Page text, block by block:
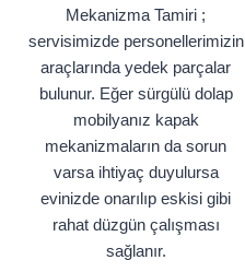
Mekanizma Tamiri ;
servisimizde personellerimizin
araçlarında yedek parçalar
bulunur. Eğer sürgülü dolap
mobilyanız kapak
mekanizmaların da sorun
varsa ihtiyaç duyulursa
evinizde onarılıp eskisi gibi
rahat düzgün çalışması
sağlanır.